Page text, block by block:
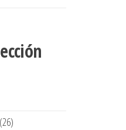
productos
2626